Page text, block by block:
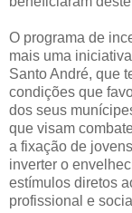
O programa de
mais uma
Santo André, que
condições que
dos seus
que visam
a fixação de
inverter o
estímulos diretos
profissional e